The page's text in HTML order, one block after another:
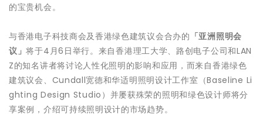
的宝贵机会。
与香港电子科技商会及香港绿色建筑议会合办的 「亚洲照明会
议」将于4月6日举行。来自香港理工大学、路创电子公司和LAN
Z的知名讲者将讨论人性化照明的影响和应用，而来自香港绿色
建筑议会、Cundall宽德和华适明照明设计工作室（Baseline Li
ghting Design Studio）并屡获殊荣的照明和绿色设计师将分
享案例，介绍可持续照明设计的市场趋势。